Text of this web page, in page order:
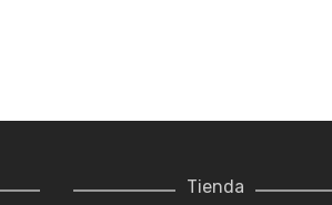
Tienda